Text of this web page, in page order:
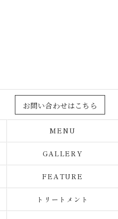
お問い合わせはこちら
MENU
GALLERY
FEATURE
トリートメント